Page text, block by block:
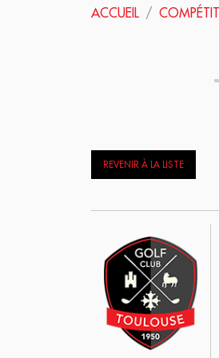
ACCUEIL
REVENIR À LA LISTE